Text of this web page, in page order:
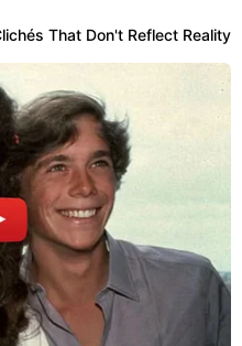
That Don't Reflect Reality